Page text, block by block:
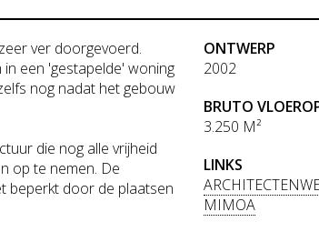
ver doorgevoerd.
een 'gestapelde' woning
nog nadat het gebouw
die nog alle vrijheid
op te nemen. De
beperkt door de plaatsen
ONTWERP
2002
BRUTO
3.250 M²
LINKS
MIMOA